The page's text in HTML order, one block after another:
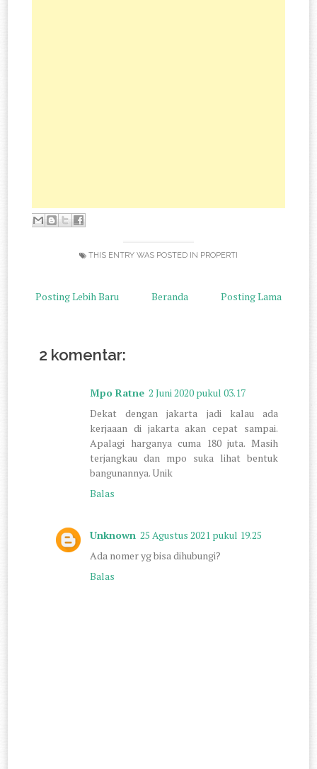
THIS ENTRY WAS POSTED IN PROPERTI
Posting Lebih Baru Posting Lama
Beranda
2 komentar:
Mpo Ratne 2 Juni 2020 pukul 03.17
Dekat dengan jakarta jadi kalau ada
kerjaaan di jakarta akan cepat sampai.
Apalagi harganya cuma 180 juta. Masih
terjangkau dan mpo suka lihat bentuk
bangunannya. Unik
Balas
Unknown 25 Agustus 2021 pukul 19.25
Ada nomer yg bisa dihubungi?
Balas